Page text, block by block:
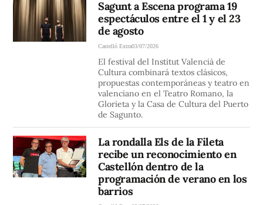
Sagunt a Escena programa 19
espectáculos entre el 1 y el 23
de agosto
Castelló Extra03/07/2026
El festival del Institut Valencià de
Cultura combinará textos clásicos,
propuestas contemporáneas y teatro en
valenciano en el Teatro Romano, la
Glorieta y la Casa de Cultura del Puerto
de Sagunto.
La rondalla Els de la Fileta
recibe un reconocimiento en
Castellón dentro de la
programación de verano en los
barrios